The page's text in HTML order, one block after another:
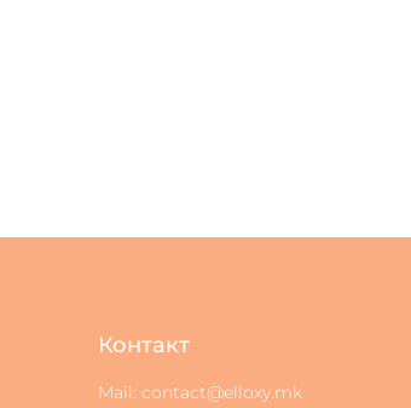
Контакт
Mail: contact@elloxy.mk